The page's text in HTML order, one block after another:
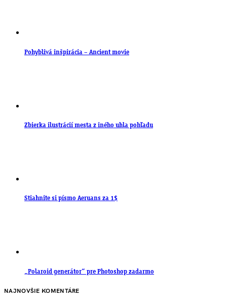
Pohyblivá inšpirácia – Ancient movie
Zbierka ilustrácií mesta z iného uhla pohľadu
Stiahnite si písmo Aeruans za 1$
„Polaroid generátor“ pre Photoshop zadarmo
NAJNOVŠIE KOMENTÁRE